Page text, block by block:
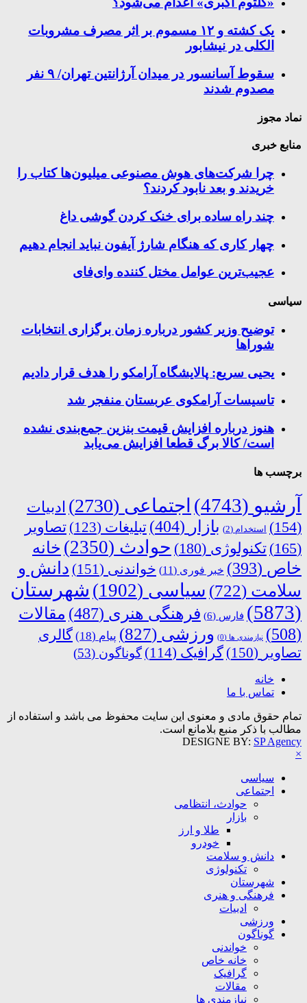
یک کشته و ۱۲ مسموم بر اثر مصرف مشروبات
الکلی در نیشابور
سقوط آسانسور در میدان آرژانتین تهران/ ۹ نفر
مصدوم شدند
نماد مجوز
منابع خبری
چرا شرکت‌های هوش مصنوعی میلیون‌ها کتاب را
خریدند و بعد نابود کردند؟
چند راه‌ ساده برای خنک کردن گوشی داغ
چهار کاری که هنگام شارژ آیفون نباید انجام دهیم
عجیب‌ترین عوامل مختل کننده وای‌فای
سیاسی
توضیح وزیر کشور درباره زمان برگزاری انتخابات
شوراها
یحیی سریع: پالایشگاه آرامکو را هدف قرار دادیم
تاسیسات آرامکوی عربستان منفجر شد
هنوز درباره افزایش قیمت بنزین جمع‌بندی نشده
است/ کالا برگ قطعا افزایش می‌یابد
برچسب ها
آرشیو (4743) اجتماعی (2730)
ادبیات
(154)
استخدام (2) بازار (404) تبلیغات (123)
تصاویر
(165)
تکنولوژی (180) حوادث (2350)
خانه
خاص (393) خبر فوری (11) خواندنی (151)
دانش و
سلامت (722) سیاسی (1902)
شهرستان
(5873)
فارس (6) فرهنگی هنری (487)
مقالات
(508)
نیازمندی ها (0) ورزشی (827) پیام (18)
گالری
تصاویر (150) گرافیک (114) گوناگون (53)
خانه
تماس با ما
تمام حقوق مادی و معنوی این سایت محفوظ می باشد و استفاده از
مطالب با ذکر منبع بلامانع است.
DESIGNE BY: SP Agency
×
سیاسی
اجتماعی
حوادث، انتظامی
بازار
طلا و ارز
خودرو
دانش و سلامت
تکنولوژی
شهرستان
فرهنگی و هنری
ادبیات
ورزشی
گوناگون
خواندنی
خانه خاص
گرافیک
مقالات
نیازمندی ها